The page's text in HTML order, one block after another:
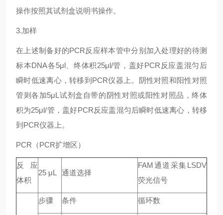
操作按照其试剂盒说明书操作。
3.加样
在上述制备好的PCR反应样本管中分别加入处理好的待测
标本DNA各5μl、终体积25μl/管，盖好PCR反应盖混匀后
瞬时低速离心，转移到PCR仪器上。阴性对照和阳性对照
管则各加5μL试剂盒自带的阴性对照或阳性对照品，终体
积为25μl/管，盖好PCR反应盖混匀后瞬时低速离心，转移
到PCR仪器上。
PCR（PCR扩增区）
反应
体积
25 μL 通道选择
FAM通道采集LSDV
荧光信号
步骤 条件 循环数